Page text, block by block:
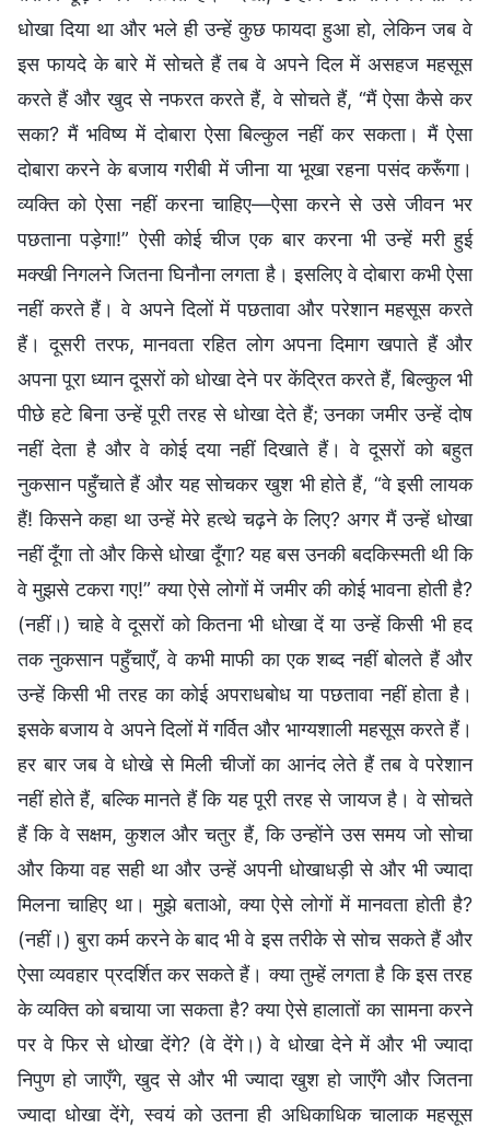
धोखा दिया था और भले ही उन्हें कुछ फायदा हुआ हो, लेकिन जब वे
इस फायदे के बारे में सोचते हैं तब वे अपने दिल में असहज महसूस
करते हैं और खुद से नफरत करते हैं, वे सोचते हैं, “मैं ऐसा कैसे कर
सका? मैं भविष्य में दोबारा ऐसा बिल्कुल नहीं कर सकता। मैं ऐसा
दोबारा करने के बजाय गरीबी में जीना या भूखा रहना पसंद करूँगा।
व्यक्ति को ऐसा नहीं करना चाहिए—ऐसा करने से उसे जीवन भर
पछताना पड़ेगा!” ऐसी कोई चीज एक बार करना भी उन्हें मरी हुई
मक्खी निगलने जितना घिनौना लगता है। इसलिए वे दोबारा कभी ऐसा
नहीं करते हैं। वे अपने दिलों में पछतावा और परेशान महसूस करते
हैं। दूसरी तरफ, मानवता रहित लोग अपना दिमाग खपाते हैं और
अपना पूरा ध्यान दूसरों को धोखा देने पर केंद्रित करते हैं, बिल्कुल भी
पीछे हटे बिना उन्हें पूरी तरह से धोखा देते हैं; उनका जमीर उन्हें दोष
नहीं देता है और वे कोई दया नहीं दिखाते हैं। वे दूसरों को बहुत
नुकसान पहुँचाते हैं और यह सोचकर खुश भी होते हैं, “वे इसी लायक
हैं! किसने कहा था उन्हें मेरे हत्थे चढ़ने के लिए? अगर मैं उन्हें धोखा
नहीं दूँगा तो और किसे धोखा दूँगा? यह बस उनकी बदकिस्मती थी कि
वे मुझसे टकरा गए!” क्या ऐसे लोगों में जमीर की कोई भावना होती है?
(नहीं।) चाहे वे दूसरों को कितना भी धोखा दें या उन्हें किसी भी हद
तक नुकसान पहुँचाएँ, वे कभी माफी का एक शब्द नहीं बोलते हैं और
उन्हें किसी भी तरह का कोई अपराधबोध या पछतावा नहीं होता है।
इसके बजाय वे अपने दिलों में गर्वित और भाग्यशाली महसूस करते हैं।
हर बार जब वे धोखे से मिली चीजों का आनंद लेते हैं तब वे परेशान
नहीं होते हैं, बल्कि मानते हैं कि यह पूरी तरह से जायज है। वे सोचते
हैं कि वे सक्षम, कुशल और चतुर हैं, कि उन्होंने उस समय जो सोचा
और किया वह सही था और उन्हें अपनी धोखाधड़ी से और भी ज्यादा
मिलना चाहिए था। मुझे बताओ, क्या ऐसे लोगों में मानवता होती है?
(नहीं।) बुरा कर्म करने के बाद भी वे इस तरीके से सोच सकते हैं और
ऐसा व्यवहार प्रदर्शित कर सकते हैं। क्या तुम्हें लगता है कि इस तरह
के व्यक्ति को बचाया जा सकता है? क्या ऐसे हालातों का सामना करने
पर वे फिर से धोखा देंगे? (वे देंगे।) वे धोखा देने में और भी ज्यादा
निपुण हो जाएँगे, खुद से और भी ज्यादा खुश हो जाएँगे और जितना
ज्यादा धोखा देंगे, स्वयं को उतना ही अधिकाधिक चालाक महसूस